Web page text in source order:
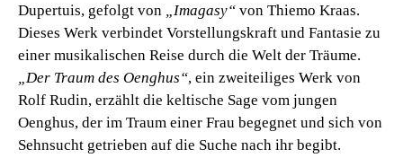
Dupertuis, gefolgt von
„Imagasy“ von Thiemo Kraas.
Dieses Werk verbindet Vorstellungskraft und Fantasie zu
einer musikalischen Reise durch die Welt der Träume.
„Der Traum des Oenghus“, ein zweiteiliges Werk von
Rolf Rudin, erzählt die keltische Sage vom jungen
Oenghus, der im Traum einer Frau begegnet und sich von
Sehnsucht getrieben auf die Suche nach ihr begibt.